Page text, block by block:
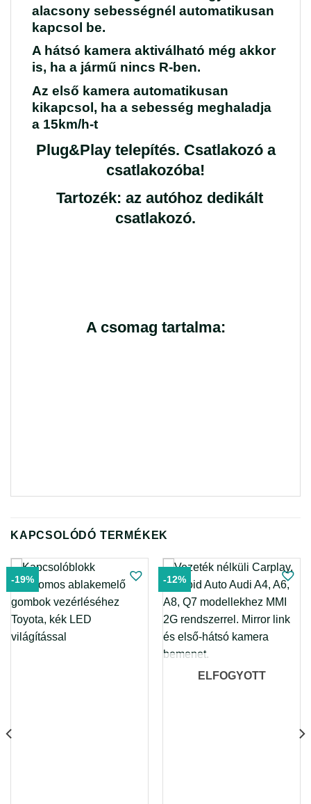
alacsony sebességnél automatikusan
kapcsol be.
A hátsó kamera aktiválható még akkor
is, ha a jármű nincs R-ben.
Az első kamera automatikusan
kikapcsol, ha a sebesség meghaladja
a 15km/h-t
Plug&Play telepítés. Csatlakozó a
csatlakozóba!
Tartozék: az autóhoz dedikált
csatlakozó.
A csomag tartalma:
KAPCSOLÓDÓ TERMÉKEK
-19% -12%
ELFOGYOTT